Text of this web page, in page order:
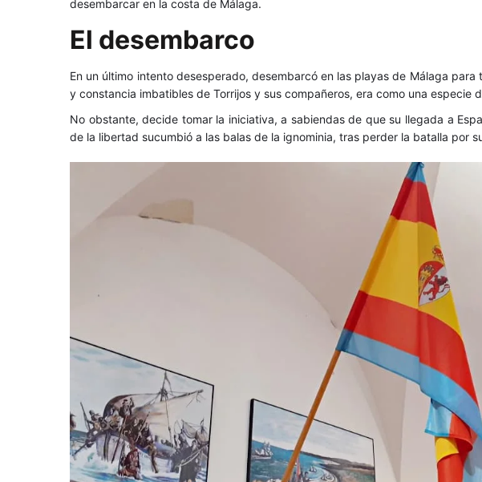
desembarcar en la costa de Málaga.
El desembarco
En un último intento desesperado, desembarcó en las playas de Málaga
y constancia imbatibles de Torrijos y sus compañeros, era como una especie
No obstante, decide tomar la iniciativa, a sabiendas de que su llegada a
de la libertad sucumbió a las balas de la ignominia, tras perder la batalla por